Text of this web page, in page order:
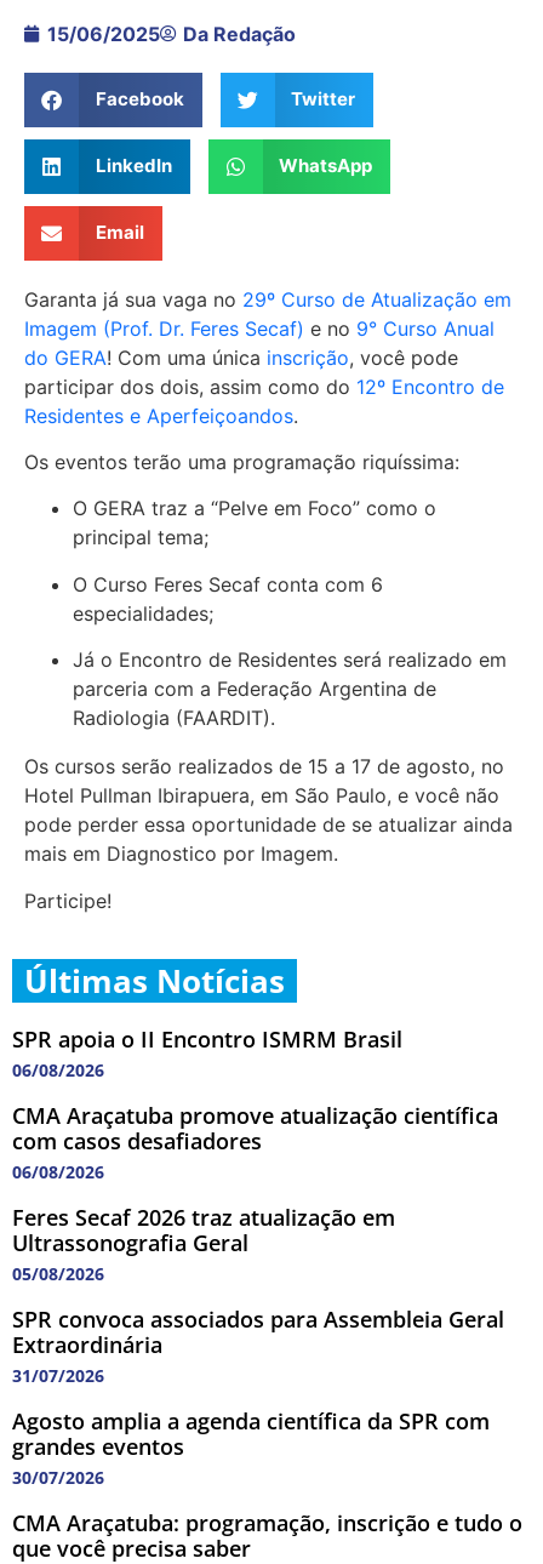
15/06/2025 Da Redação
Facebook Twitter
LinkedIn WhatsApp
Email
Garanta já sua vaga no 29º Curso de Atualização em
Imagem (Prof. Dr. Feres Secaf) e no 9° Curso Anual
do GERA! Com uma única inscrição, você pode
participar dos dois, assim como do 12º Encontro de
Residentes e Aperfeiçoandos.
Os eventos terão uma programação riquíssima:
O GERA traz a “Pelve em Foco” como o
principal tema;
O Curso Feres Secaf conta com 6
especialidades;
Já o Encontro de Residentes será realizado em
parceria com a Federação Argentina de
Radiologia (FAARDIT).
Os cursos serão realizados de 15 a 17 de agosto, no
Hotel Pullman Ibirapuera, em São Paulo, e você não
pode perder essa oportunidade de se atualizar ainda
mais em Diagnostico por Imagem.
Participe!
Últimas Notícias
SPR apoia o II Encontro ISMRM Brasil
06/08/2026
CMA Araçatuba promove atualização científica
com casos desafiadores
06/08/2026
Feres Secaf 2026 traz atualização em
Ultrassonografia Geral
05/08/2026
SPR convoca associados para Assembleia Geral
Extraordinária
31/07/2026
Agosto amplia a agenda científica da SPR com
grandes eventos
30/07/2026
CMA Araçatuba: programação, inscrição e tudo o
que você precisa saber